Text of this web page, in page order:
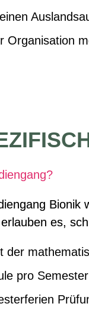
Organisation
Bionik
es,
der
pro